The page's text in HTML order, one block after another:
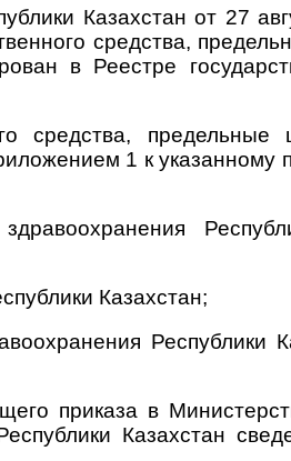
Казахстан от 27
средства,
в Реестре
средства,
1 к указанному
Казахстан;
Республики
приказа в
Казахстан